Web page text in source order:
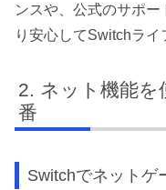
ンスや、公式のサポ
り安心してSwitchライ
ネット機能を
番
Switchでネットゲ